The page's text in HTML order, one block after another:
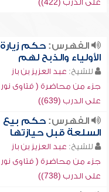
على الدرب (422))
الفهرس:حكم زيارة
الأولياء والذبح لهم
للشيخ: عبد العزيز بن باز
جزء من محاضرة ( فتاوى نور
على الدرب (639))
الفهرس:حكم بيع
السلعة قبل حيازتها
للشيخ: عبد العزيز بن باز
جزء من محاضرة ( فتاوى نور
على الدرب (738))